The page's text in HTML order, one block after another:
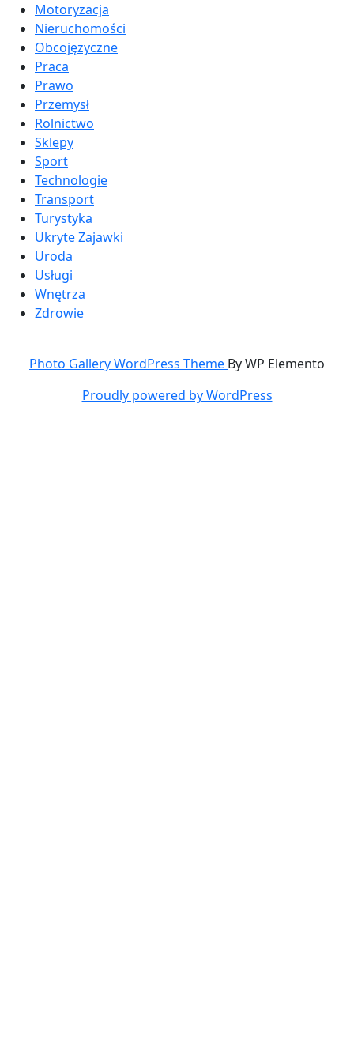
Motoryzacja
Nieruchomości
Obcojęzyczne
Praca
Prawo
Przemysł
Rolnictwo
Sklepy
Sport
Technologie
Transport
Turystyka
Ukryte Zajawki
Uroda
Usługi
Wnętrza
Zdrowie
Photo Gallery WordPress Theme By WP Elemento
Proudly powered by WordPress